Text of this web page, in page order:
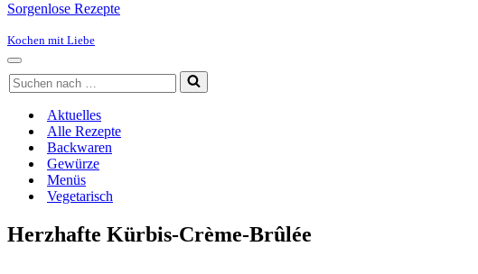
Sorgenlose Rezepte
Kochen mit Liebe
Navigationsmenü
Suchen
nach …
Aktuelles
Alle Rezepte
Backwaren
Gewürze
Menüs
Vegetarisch
Herzhafte Kürbis-Crème-Brûlée